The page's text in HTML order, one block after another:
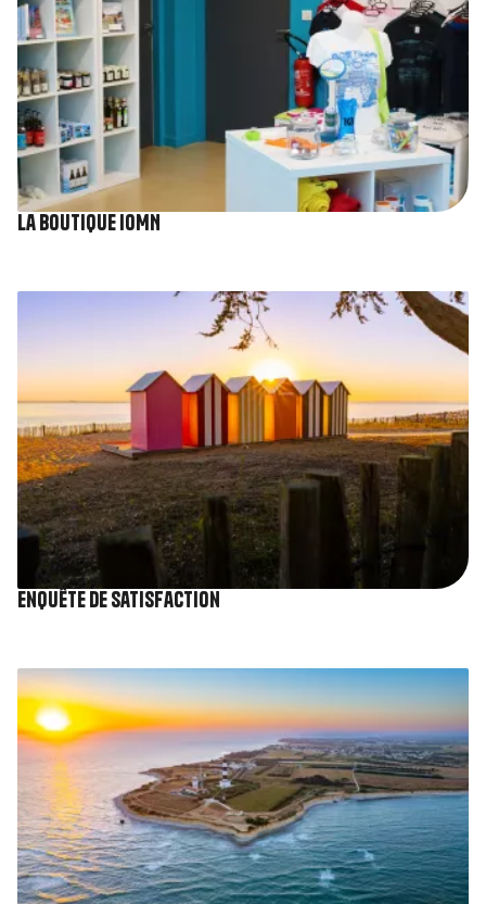
La boutique IOMN
Image
Enquête de satisfaction
Image